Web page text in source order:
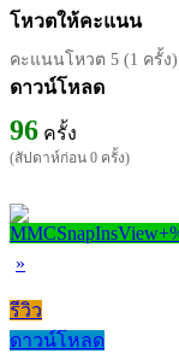
โหวตให้คะแนน
คะแนนโหวต 5 (1 ครั้ง)
ดาวน์โหลด
96 ครั้ง
(สัปดาห์ก่อน 0 ครั้ง)
»
รีวิว
ดาวน์โหลด